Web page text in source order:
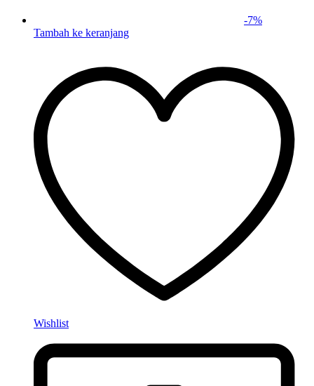
-7%
Tambah ke keranjang
Wishlist